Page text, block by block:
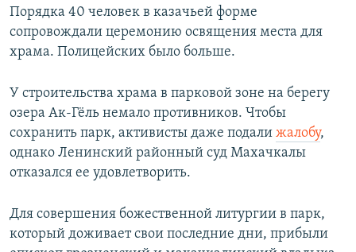
Порядка 40 человек в казачьей форме
сопровождали церемонию освящения места для
храма. Полицейских было больше.
У строительства храма в парковой зоне на берегу
озера Ак-Гёль немало противников. Чтобы
сохранить парк, активисты даже подали жалобу,
однако Ленинский районный суд Махачкалы
отказался ее удовлетворить.
Для совершения божественной литургии в парк,
который доживает свои последние дни, прибыли